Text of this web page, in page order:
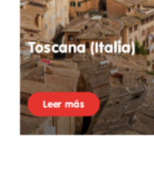
Toscana (Italia)
Leer más